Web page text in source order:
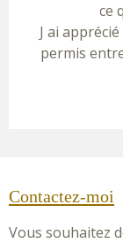
ce
J ai
permis
Contactez-moi
Vous souhaitez